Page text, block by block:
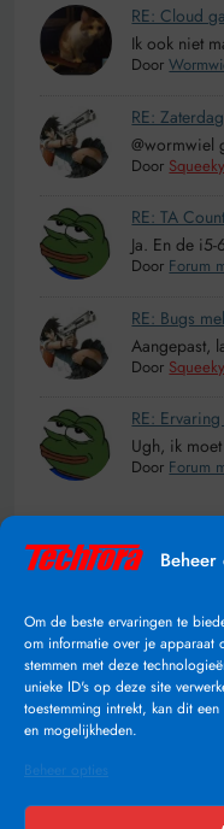
Beheer
Om de beste ervaringen te
om informatie over je
stemmen met deze
unieke ID's op deze site
toestemming intrekt, kan dit
en mogelijkheden.
Beheer opties
RE: Cloud
Ik ook niet
Door
RE:
@wormwiel
Door Squeeky
RE: TA
Ja. En de
Door Forum
RE: Bugs
Aangepast,
Door Squeeky
RE:
Ugh, ik
Door Forum
Online
2.030.619Aantal